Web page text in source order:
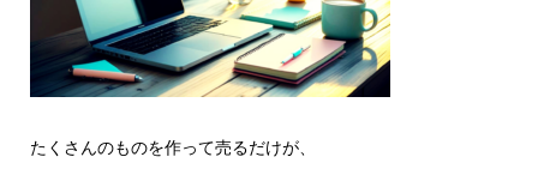
たくさんのものを作って売るだけが、